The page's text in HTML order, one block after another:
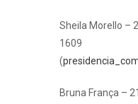
Sheila Morello –
1609
(
Bruna França –